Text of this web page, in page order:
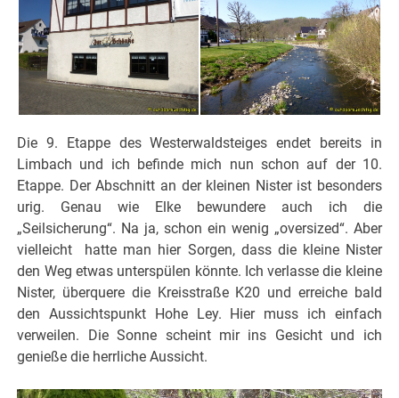
Die 9. Etappe des Westerwaldsteiges endet bereits in
Limbach und ich befinde mich nun schon auf der 10.
Etappe. Der Abschnitt an der kleinen Nister ist besonders
urig. Genau wie Elke bewundere auch ich die
„Seilsicherung“. Na ja, schon ein wenig „oversized“. Aber
vielleicht hatte man hier Sorgen, dass die kleine Nister
den Weg etwas unterspülen könnte. Ich verlasse die kleine
Nister, überquere die Kreisstraße K20 und erreiche bald
den Aussichtspunkt Hohe Ley. Hier muss ich einfach
verweilen. Die Sonne scheint mir ins Gesicht und ich
genieße die herrliche Aussicht.